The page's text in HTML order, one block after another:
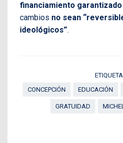
financiamiento garantizado
cambios no sean
ideológicos”.
CONCEPCIÓN
EDUCACIÓN
GRATUIDAD